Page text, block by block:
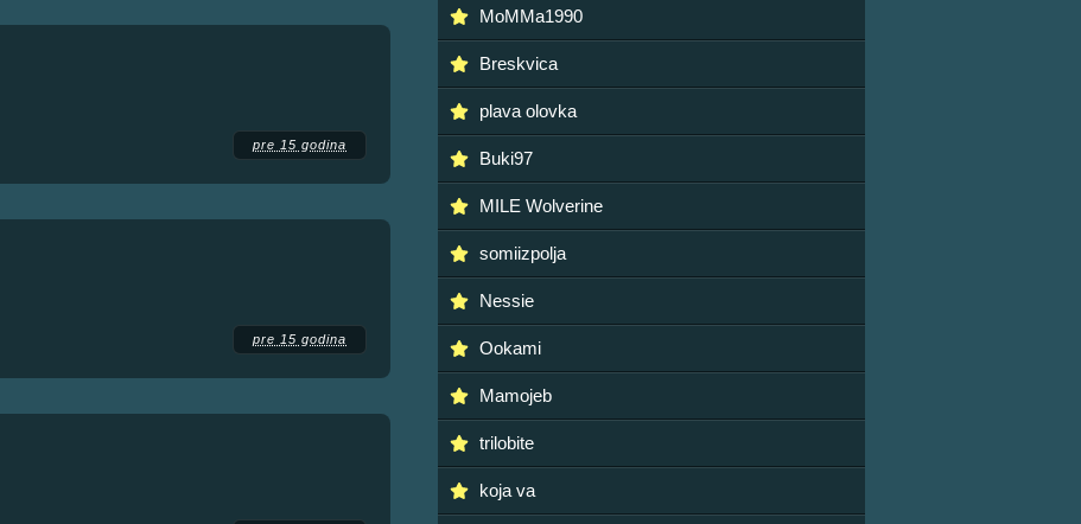
pre 15 godina
pre 15 godina
MoMMa1990
Breskvica
plava olovka
Buki97
MILE Wolverine
somiizpolja
Nessie
Ookami
Mamojeb
trilobite
koja va